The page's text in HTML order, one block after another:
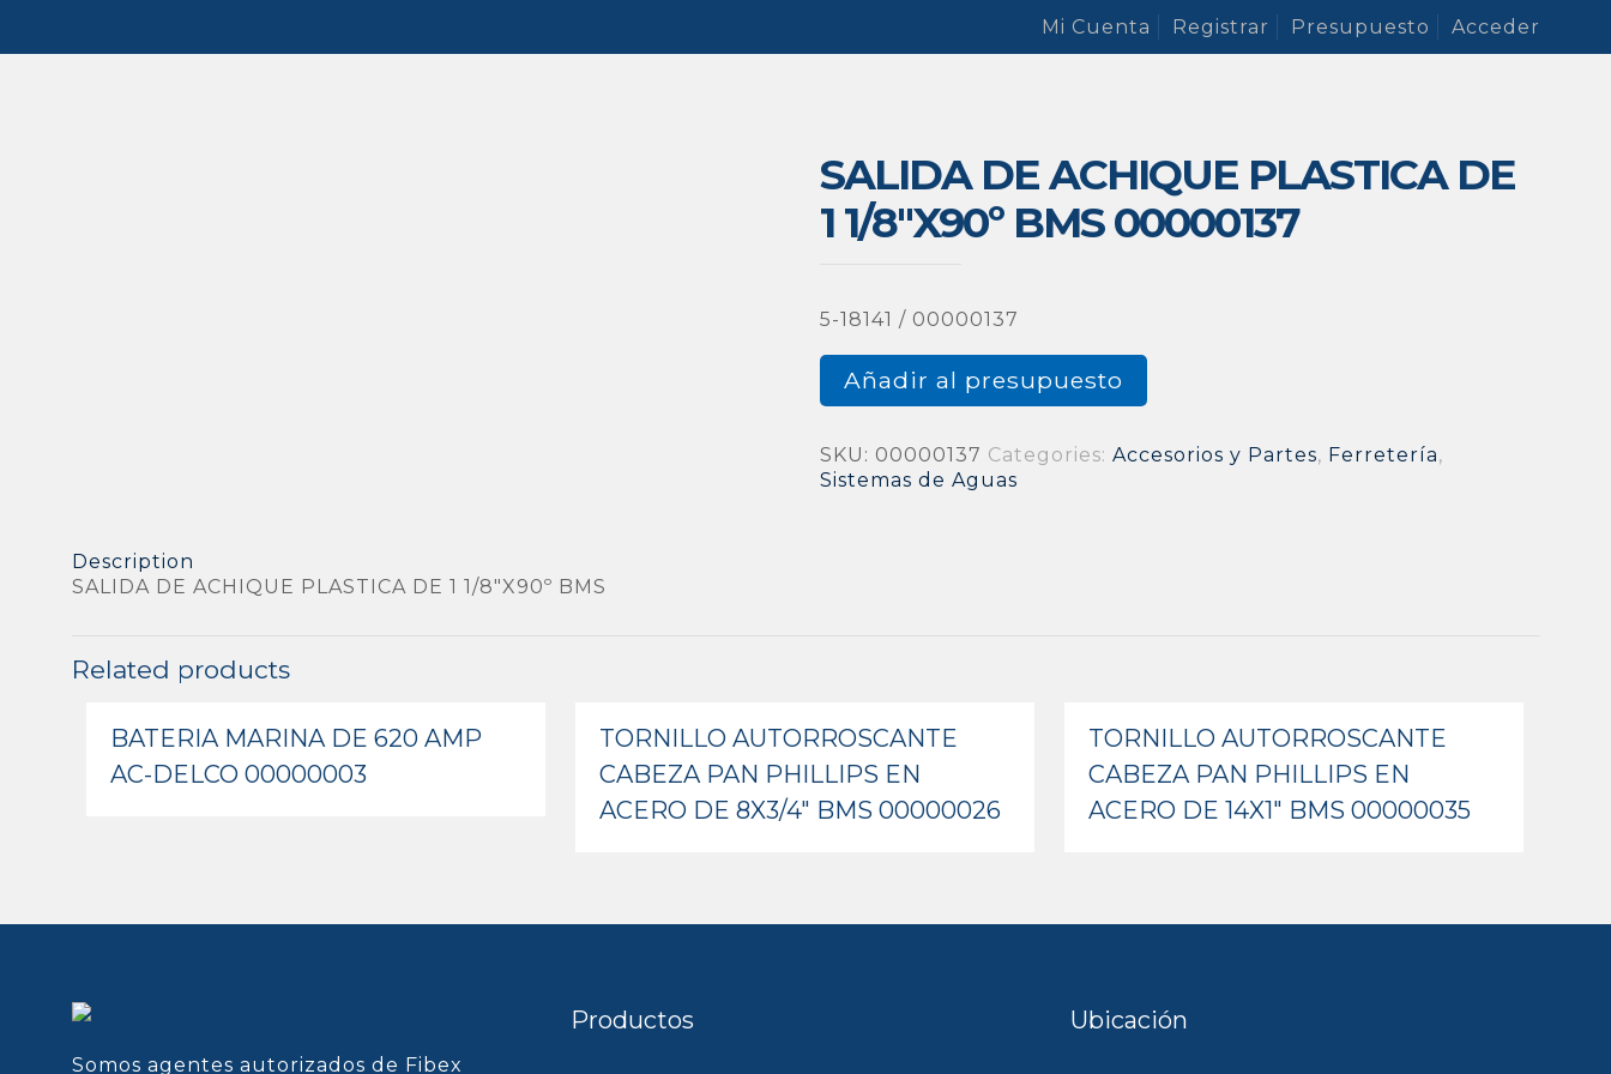
Mi Cuenta Registrar Presupuesto Acceder
SALIDA DE ACHIQUE PLASTICA DE
1 1/8″X90º BMS 00000137
5-18141 / 00000137
Añadir al presupuesto
SKU: 00000137 Categories:Accesorios y Partes, Ferretería,
Sistemas de Aguas
Description
SALIDA DE ACHIQUE PLASTICA DE 1 1/8″X90º BMS
Related products
BATERIA MARINA DE 620 AMP
AC-DELCO 00000003
TORNILLO AUTORROSCANTE
CABEZA PAN PHILLIPS EN
ACERO DE 8X3/4″ BMS 00000026
TORNILLO AUTORROSCANTE
CABEZA PAN PHILLIPS EN
ACERO DE 14X1″ BMS 00000035
Somos agentes autorizados de Fibex
Productos Ubicación